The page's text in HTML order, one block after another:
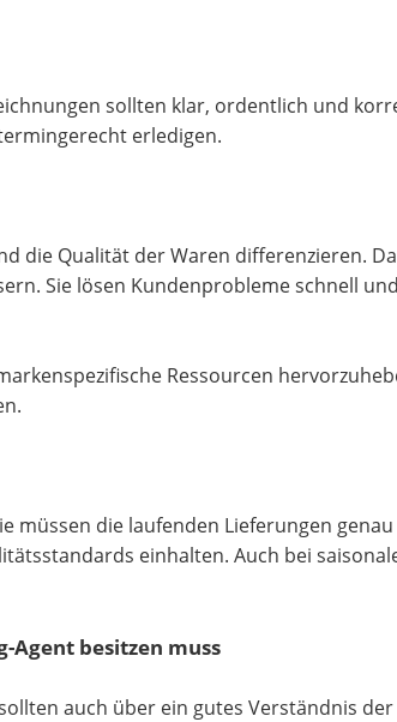
sollten klar, ordentlich und
erledigen.
die Qualität der Waren differenzieren.
Sie lösen Kundenprobleme schnell
Ressourcen
müssen die laufenden Lieferungen
einhalten. Auch bei
Agent besitzen muss
auch über ein gutes Verständnis